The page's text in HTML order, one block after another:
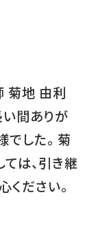
菊地 由利
間ありが
でした。 菊
は、引き継
ださい。